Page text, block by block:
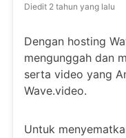
Diedit 2 tahun yang lalu
Dengan hosting
mengunggah dan
serta video yang
Wave.video.
Untuk